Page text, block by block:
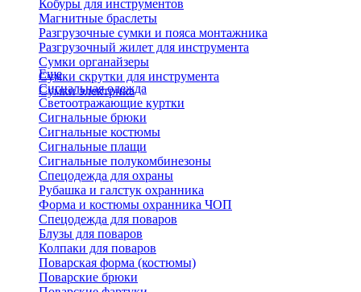
Кобуры для инструментов
Магнитные браслеты
Разгрузочные сумки и пояса монтажника
Разгрузочный жилет для инструмента
Сумки органайзеры
Сумки скрутки для инструмента
Сумки электрика
Еще
Сигнальная одежда
Светоотражающие куртки
Сигнальные брюки
Сигнальные костюмы
Сигнальные плащи
Сигнальные полукомбинезоны
Спецодежда для охраны
Рубашка и галстук охранника
Форма и костюмы охранника ЧОП
Спецодежда для поваров
Блузы для поваров
Колпаки для поваров
Поварская форма (костюмы)
Поварские брюки